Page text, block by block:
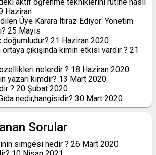
Haziran
Üye Karara İtiraz Ediyor: Yönetim
25 Mayıs
doğumludur? 21 Haziran 2020
ortaya çıkışında kimin etkisi vardır ? 21
nelerdir ? 18 Haziran 2020
yazarı kimdir? 13 Mart 2020
? 20 Şubat 2020
nedir,hangisidir? 30 Mart 2020
Sorular
simgesi nedir ? 26 Mart 2020